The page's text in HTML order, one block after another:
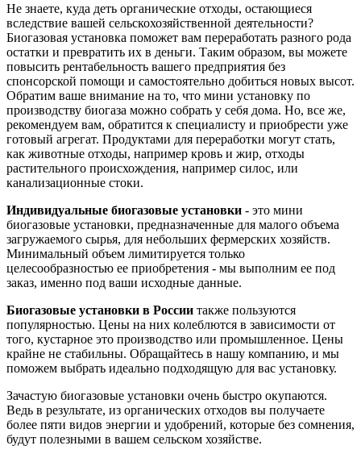
Не знаете, куда деть органические отходы, остающиеся
вследствие вашей сельскохозяйственной деятельности?
Биогазовая установка поможет вам переработать разного рода
остатки и превратить их в деньги. Таким образом, вы можете
повысить рентабельность вашего предприятия без
спонсорской помощи и самостоятельно добиться новых высот.
Обратим ваше внимание на то, что мини установку по
производству биогаза можно собрать у себя дома. Но, все же,
рекомендуем вам, обратится к специалисту и приобрести уже
готовый агрегат. Продуктами для переработки могут стать,
как животные отходы, например кровь и жир, отходы
растительного происхождения, например силос, или
канализационные стоки.
Индивидуальные биогазовые установки - это мини
биогазовые установки, предназначенные для малого объема
загружаемого сырья, для небольших фермерских хозяйств.
Минимальный объем лимитируется только
целесообразностью ее приобретения - мы выполним ее под
заказ, именно под ваши исходные данные.
Биогазовые установки в России также пользуются
популярностью. Цены на них колеблются в зависимости от
того, кустарное это производство или промышленное. Цены
крайне не стабильны. Обращайтесь в нашу компанию, и мы
поможем выбрать идеально подходящую для вас установку.
Зачастую биогазовые установки очень быстро окупаются.
Ведь в результате, из органических отходов вы получаете
более пяти видов энергии и удобрений, которые без сомнения,
будут полезными в вашем сельском хозяйстве.